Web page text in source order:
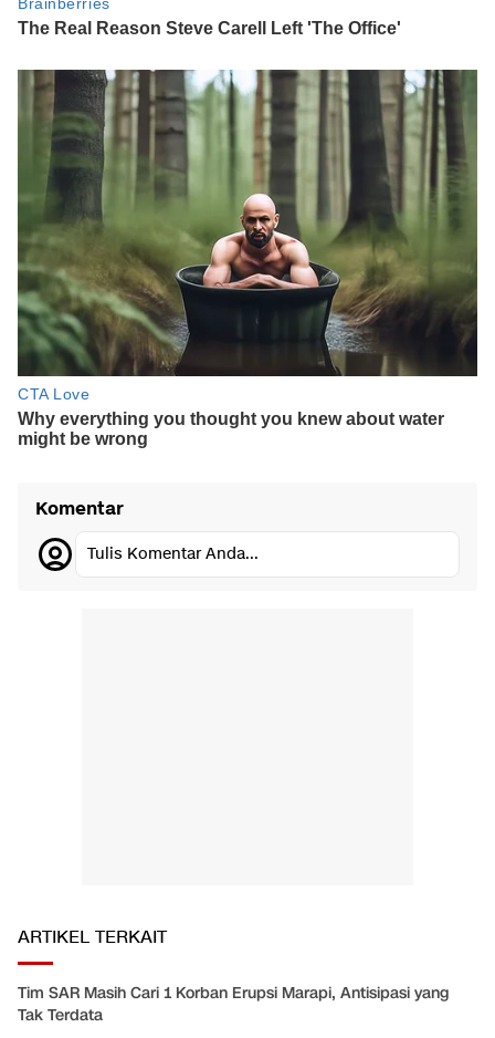
Komentar
Tulis Komentar Anda...
ARTIKEL TERKAIT
Tim SAR Masih Cari 1 Korban Erupsi Marapi, Antisipasi yang
Tak Terdata